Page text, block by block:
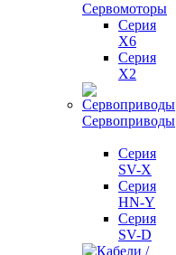
Сервомоторы
Серия
X6
Серия
X2
Сервоприводы
Серия
SV-X
Серия
HN-Y
Серия
SV-D